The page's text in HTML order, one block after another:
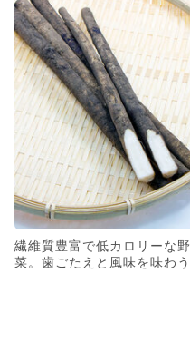
繊維質豊富で低カロリーな野
菜。歯ごたえと風味を味わう